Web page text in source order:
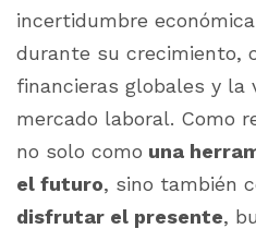
incertidumbre
durante su crecimiento,
financieras globales y la
mercado laboral. Como
no solo como una
el futuro, sino también
disfrutar el presente,